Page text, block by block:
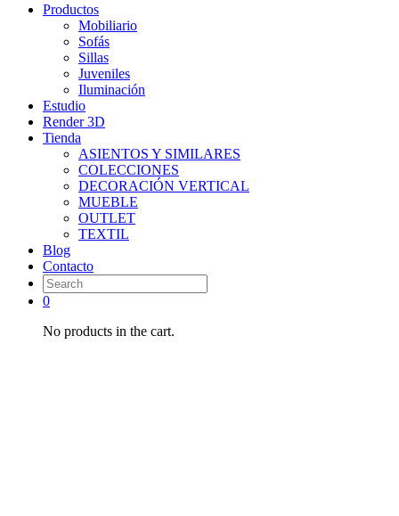
Productos
Mobiliario
Sofás
Sillas
Juveniles
Iluminación
Estudio
Render 3D
Tienda
ASIENTOS Y SIMILARES
COLECCIONES
DECORACIÓN VERTICAL
MUEBLE
OUTLET
TEXTIL
Blog
Contacto
0
No products in the cart.